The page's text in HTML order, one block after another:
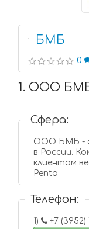
1 БМБ
0
1. ООО
Сфера:
ООО БМБ -
в России.
клиентам
Penta
Телефон:
1)